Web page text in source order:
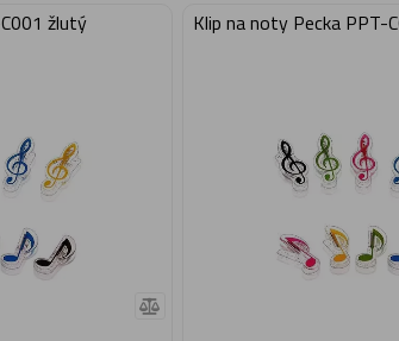
žlutý Klip na noty Pecka PPT-